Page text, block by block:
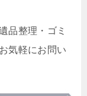
品整理・ゴミ
気軽にお問い